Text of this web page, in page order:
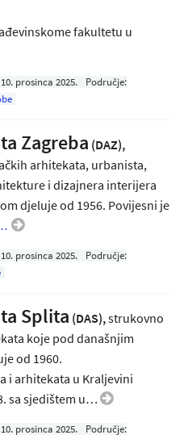
fakultetu u
10. prosinca 2025.
Područje:
Zagreba (DAZ),
arhitekata, urbanista,
i dizajnera interijera
djeluje od 1956. Povijesni je
10. prosinca 2025.
Područje:
Splita (DAS),strukovno
koje pod današnjim
od 1960.
i arhitekata u Kraljevini
sa sjedištem u…
10. prosinca 2025. Područje: